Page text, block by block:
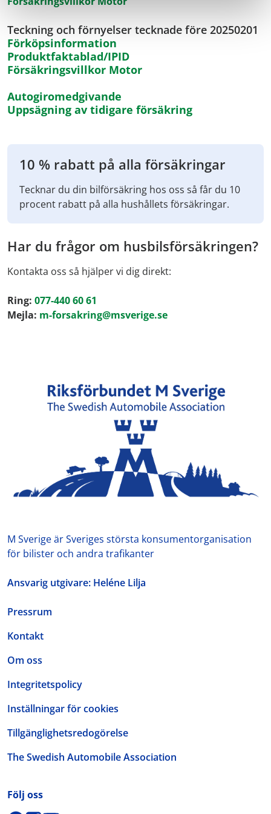
Teckning och förnyelser tecknade före 20250201
Förköpsinformation
Produktfaktablad/IPID
Försäkringsvillkor Motor
Autogiromedgivande
Uppsägning av tidigare försäkring
10 % rabatt på alla försäkringar
Tecknar du din bilförsäkring hos oss så får du 10
procent rabatt på alla hushållets försäkringar.
Har du frågor om husbilsförsäkringen?
Kontakta oss så hjälper vi dig direkt:
Ring: 077-440 60 61
Mejla: m-forsakring@msverige.se
M Sverige är Sveriges största konsumentorganisation
för bilister och andra trafikanter
Ansvarig utgivare: Heléne Lilja
Pressrum
Kontakt
Om oss
Integritetspolicy
Inställningar för cookies
Tillgänglighetsredogörelse
The Swedish Automobile Association
Följ oss